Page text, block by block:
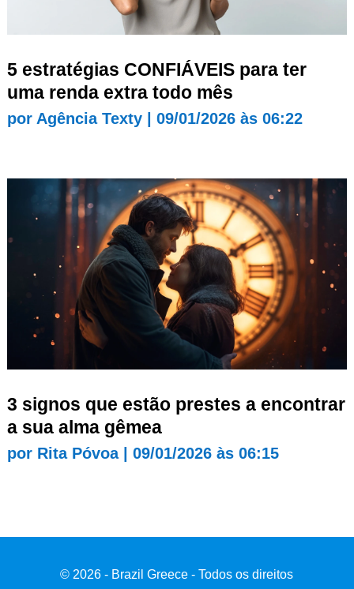
5 estratégias CONFIÁVEIS para ter
uma renda extra todo mês
por Agência Texty| 09/01/2026 às 06:22
3 signos que estão prestes a encontrar
a sua alma gêmea
por Rita Póvoa| 09/01/2026 às 06:15
© 2026 - Brazil Greece - Todos os direitos